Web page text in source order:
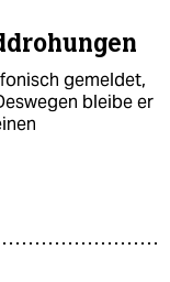
gemeldet,
bleibe er